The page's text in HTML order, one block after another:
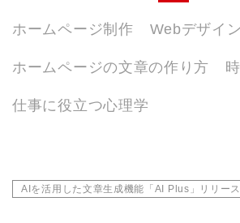
ホームページ制作 Webデザイン
ホームページの文章の作り方
仕事に役立つ心理学
AIを活用した文章生成機能「AI Plus」リリース